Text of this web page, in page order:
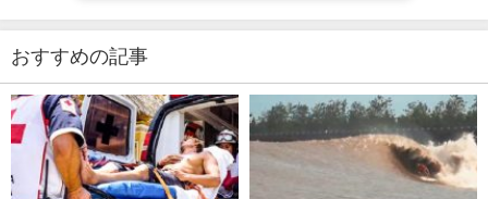
おすすめの記事